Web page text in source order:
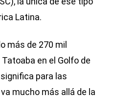
Latina.
más de 270 mil
en el Golfo de
para las
mucho más allá de la